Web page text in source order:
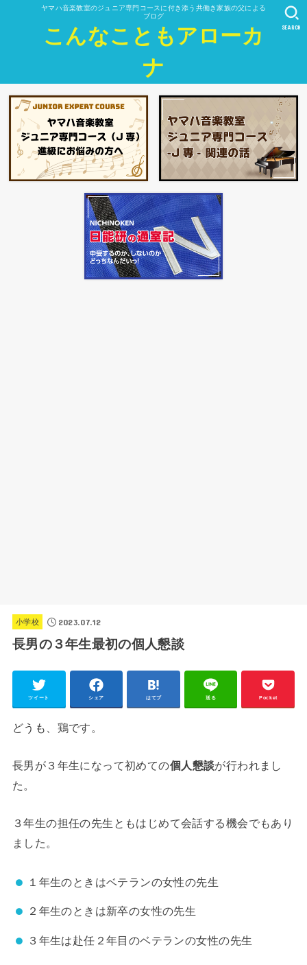
ヤマハ音楽教室のジュニア専門コースに付き添う共働き家族の父による
ブログ
こんなこともアローカ
ナ
SEARCH
小学校 2023.07.12
長男の３年生最初の個人懇談
ツイート シェア はてブ 送る Pocket
どうも、鶏です。
長男が３年生になって初めての個人懇談が行われまし
た。
３年生の担任の先生ともはじめて会話する機会でもあり
ました。
１年生のときはベテランの女性の先生
２年生のときは新卒の女性の先生
３年生は赴任２年目のベテランの女性の先生